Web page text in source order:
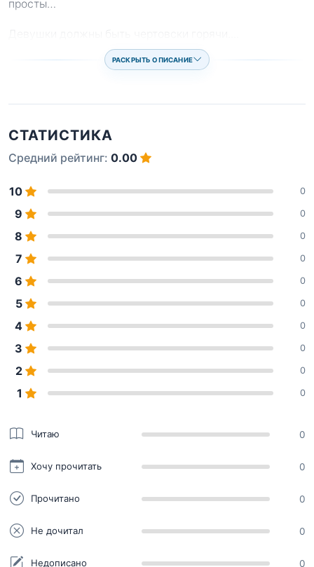
просты…
РАСКРЫТЬ ОПИСАНИЕ
СТАТИСТИКА
Средний рейтинг: 0.00
10 0
9 0
8 0
7 0
6 0
5 0
4 0
3 0
2 0
1 0
Читаю 0
Хочу прочитать 0
Прочитано 0
Не дочитал 0
Недописано 0